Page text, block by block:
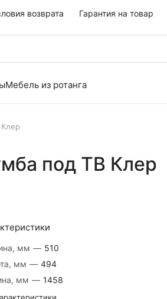
возврата Гарантия на товар
Мебель из ротанга
под ТВ Клер
мм — 510
мм — 494
мм — 1458